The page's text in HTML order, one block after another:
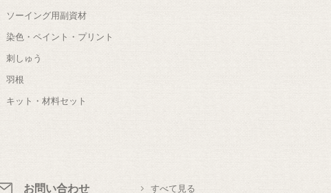
ソーイング用副資材
染色・ペイント・プリント
刺しゅう
羽根
キット・材料セット
お問い合わせ すべて見る